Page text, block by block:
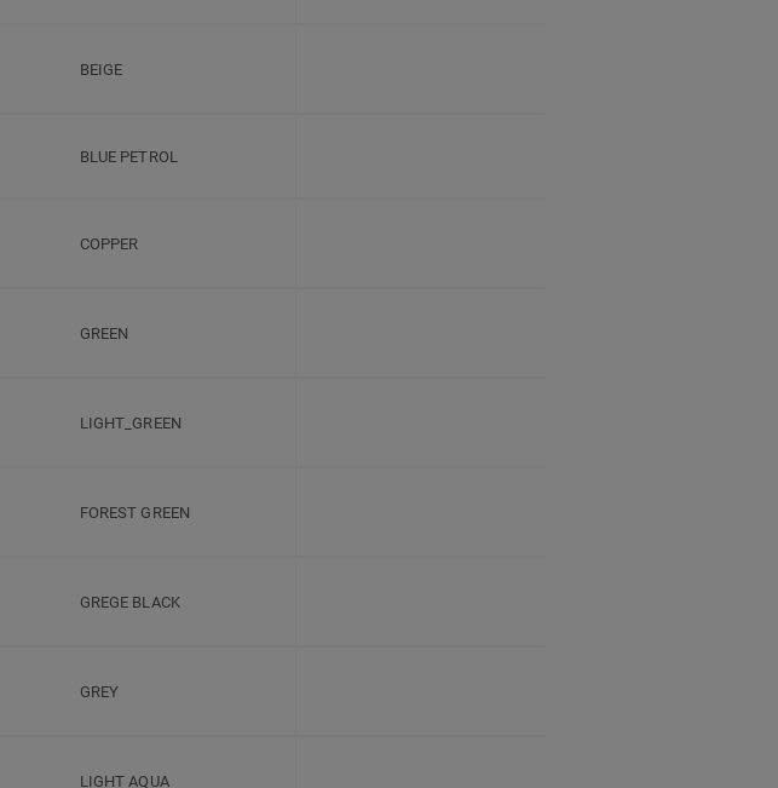
BEIGE
BLUE PETROL
COPPER
GREEN
LIGHT_GREEN
FOREST GREEN
GREGE BLACK
GREY
LIGHT AQUA